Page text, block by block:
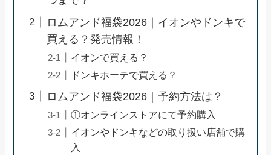
ロムアンド福袋2026｜イオンやドンキで
買える？発売情報！
イオンで買える？
ドンキホーテで買える？
ロムアンド福袋2026｜予約方法は？
①オンラインストアにて予約購入
イオンやドンキなどの取り扱い店舗で購
入